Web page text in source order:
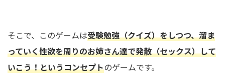
そこで、このゲームは受験勉強（クイズ）をしつつ、溜ま
っていく性欲を周りのお姉さん達で発散（セックス）して
いこう！というコンセプトのゲームです。